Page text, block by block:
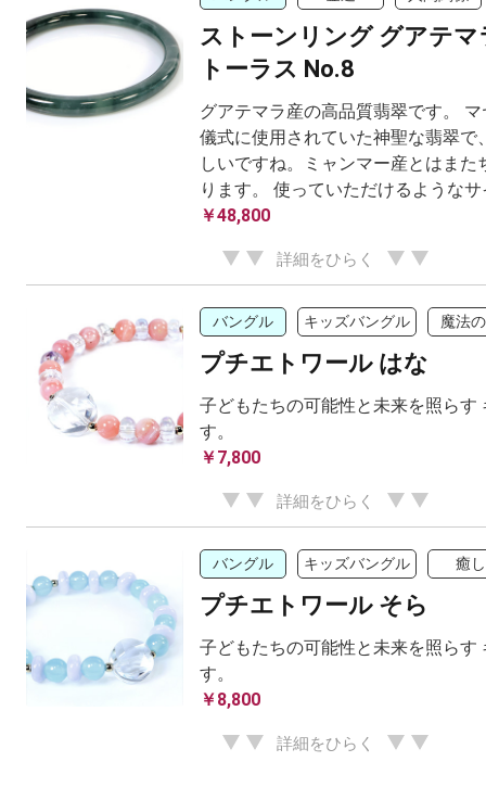
ストーンリング グアテマ
トーラス No.8
グアテマラ産の高品質翡翠です。
儀式に使用されていた神聖な翡翠で
しいですね。ミャンマー産とはまた
ります。 使っていただけるような
￥48,800
詳細をひらく
バングル キッズバングル 魔法
プチエトワール はな
子どもたちの可能性と未来を照らす
す。
￥7,800
詳細をひらく
バングル キッズバングル 癒し
プチエトワール そら
子どもたちの可能性と未来を照らす
す。
￥8,800
詳細をひらく